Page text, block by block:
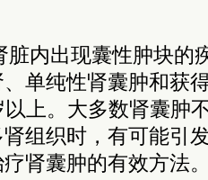
脏内出现囊性肿块的
单纯性肾囊肿和获
上。大多数肾囊肿
组织时，有可能引
肾囊肿的有效方法